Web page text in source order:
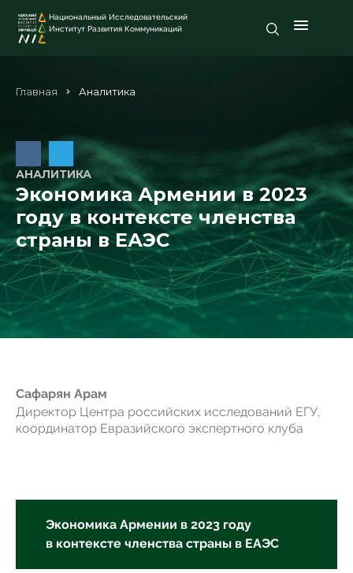
Национальный Исследовательский
Институт Развития Коммуникаций
Главная Аналитика
АНАЛИТИКА
Экономика Армении в 2023
году в контексте членства
страны в ЕАЭС
Сафарян Арам
Директор Центра российских исследований ЕГУ,
координатор Евразийского экспертного клуба
Экономика Армении в 2023 году
в контексте членства страны в ЕАЭС